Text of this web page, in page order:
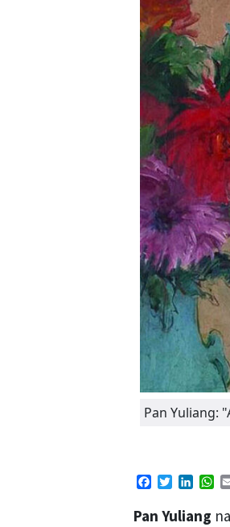
Pan Yuliang:
Facebook
Twitter
Pan Yuliang